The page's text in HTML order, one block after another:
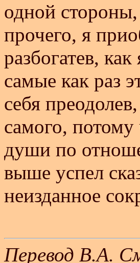
одной
прочего, я
разбогатев,
самые как раз
себя
самого,
души по
выше успел
неизданное
Перевод В.А.